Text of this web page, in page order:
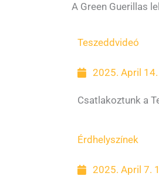
A Green Guerillas
Teszeddvideó
2025. April
Csatlakoztunk a
Érd helyszínek
2025. April 7.